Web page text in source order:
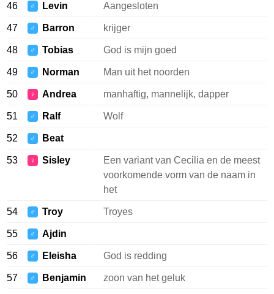
46 ♂ Levin Aangesloten
47 ♂ Barron krijger
48 ♂ Tobias God is mijn goed
49 ♂ Norman Man uit het noorden
50 ♀ Andrea manhaftig, mannelijk, dapper
51 ♂ Ralf Wolf
52 ♂ Beat
53 ♀ Sisley
Een variant van Cecilia en de meest
voorkomende vorm van de naam in
het
54 ♂ Troy Troyes
55 ♂ Ajdin
56 ♂ Eleisha God is redding
57 ♂ Benjamin zoon van het geluk